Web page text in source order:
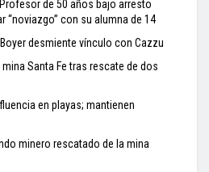
de 50 años bajo arresto
con su alumna de 14
desmiente vínculo con Cazzu
Santa Fe tras rescate de dos
en playas; mantienen
minero rescatado de la mina